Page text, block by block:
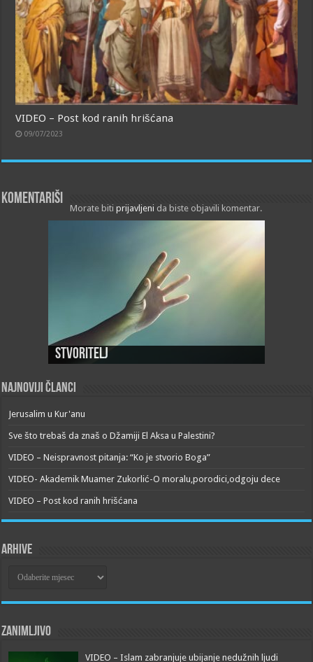
VIDEO – Post kod ranih hrišćana
09/07/2023
Komentariši
Morate bitiprijavljeni da biste objavili komentar.
Stvoritelj
Najnoviji članci
Jerusalim u Kur'anu
Sve što trebaš da znaš o Džamiji El Aksa u Palestini?
VIDEO – Neispravnost pitanja: “Ko je stvorio Boga”
VIDEO- Akademik Muamer Zukorlić-O moralu,porodici,odgoju dece
VIDEO – Post kod ranih hrišćana
Arhive
Zanimljivo
VIDEO – Islam zabranjuje ubijanje nedužnih ljudi